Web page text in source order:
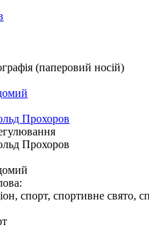
(паперовий носій)
Прохоров
Прохоров
спорт, спортивне свято,